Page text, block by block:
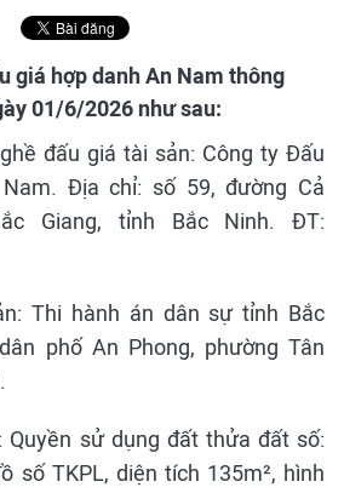
giá hợp danh An Nam thông
01/6/2026 như sau:
đấu giá tài sản: Công ty Đấu
Địa chỉ: số 59, đường Cả
Giang, tỉnh Bắc Ninh. ĐT:
Thi hành án dân sự tỉnh Bắc
phố An Phong, phường Tân
Quyền sử dụng đất thửa đất số:
số TKPL, diện tích 135m², hình